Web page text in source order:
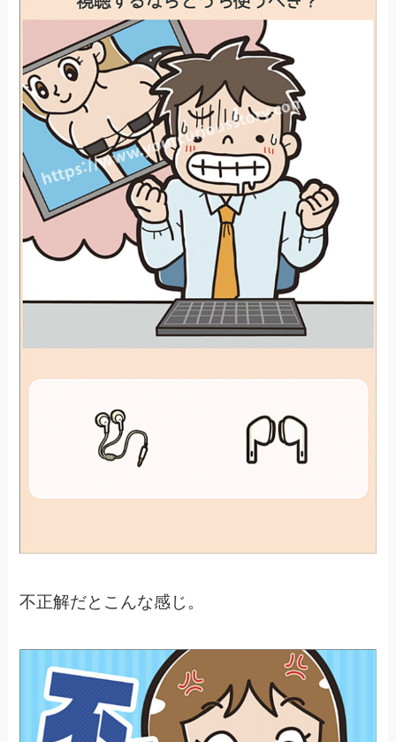
不正解だとこんな感じ。